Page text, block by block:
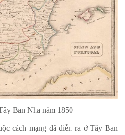
Ban Nha năm 1850
cách mạng đã diễn ra ở Tây Ban